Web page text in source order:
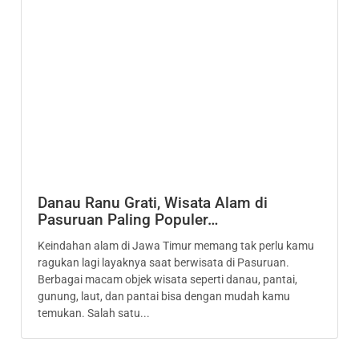
Danau Ranu Grati, Wisata Alam di
Pasuruan Paling Populer…
Keindahan alam di Jawa Timur memang tak perlu kamu
ragukan lagi layaknya saat berwisata di Pasuruan.
Berbagai macam objek wisata seperti danau, pantai,
gunung, laut, dan pantai bisa dengan mudah kamu
temukan. Salah satu...